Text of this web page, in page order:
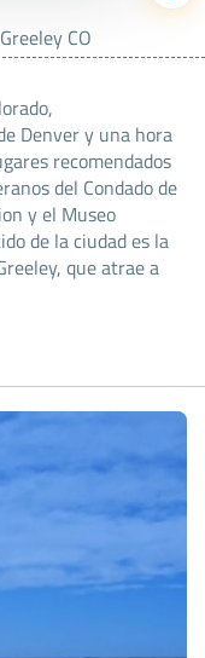
Greeley CO
Denver y una hora
recomendados
del Condado de
y el Museo
de la ciudad es la
que atrae a